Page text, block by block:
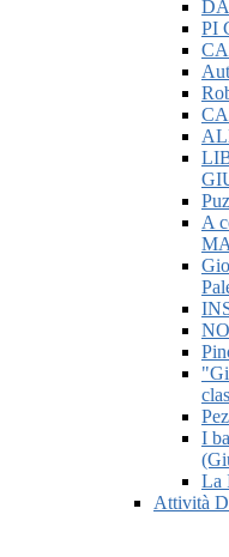
PI
A
I
La
Attività